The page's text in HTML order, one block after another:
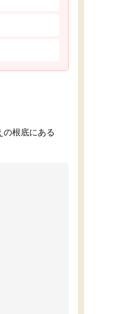
の根底にある